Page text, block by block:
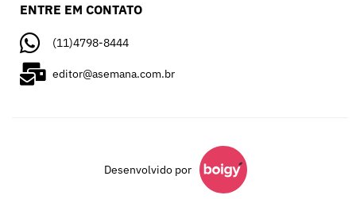
ENTRE EM CONTATO
(11)4798-8444
editor@asemana.com.br
Desenvolvido por